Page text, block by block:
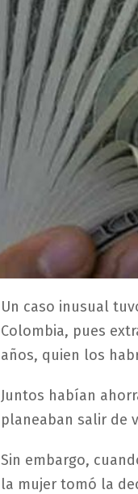
Un caso inusual
Colombia, pues
años, quien los
Juntos habían
planeaban salir de
Sin embargo,
la mujer tomó la